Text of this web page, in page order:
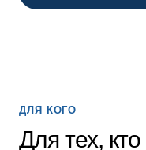
ДЛЯ КОГО
Для тех,